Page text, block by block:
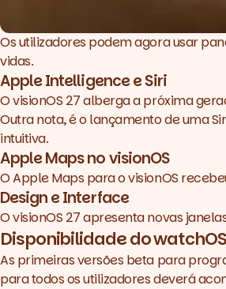
Os utilizadores podem agora usar
vidas.
Apple Intelligence e Siri
O visionOS 27 alberga a próxima
Outra nota, é o lançamento de uma
intuitiva.
Apple Maps no visionOS
O Apple Maps para o visionOS
Design e Interface
O visionOS 27 apresenta novas
Disponibilidade do watchOS
As primeiras versões beta para
para todos os utilizadores deverá